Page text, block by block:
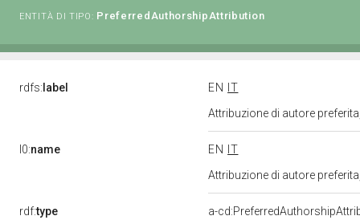
ENTITÀ DI TIPO: PreferredAuthorshipAttribution
rdfs: label EN
IT
Attribuzione di autore
l0:name EN
IT
Attribuzione di autore
rdf:type
a-